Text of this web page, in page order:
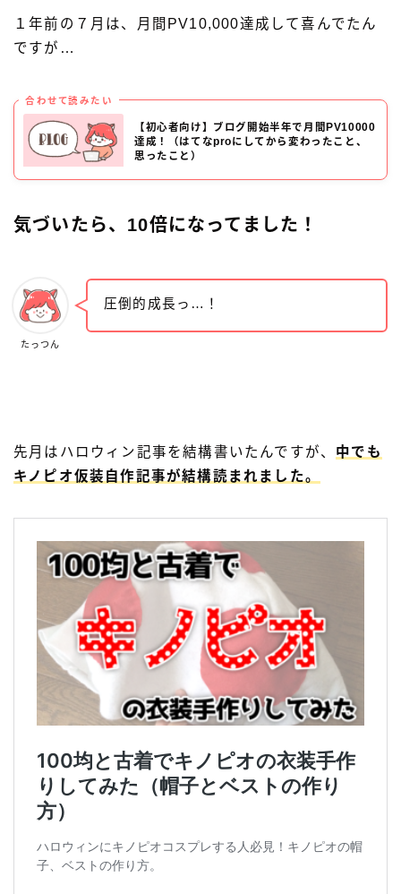
１年前の７月は、月間PV10,000達成して喜んでたん
ですが…
合わせて読みたい
【初心者向け】ブログ開始半年で月間PV10000
達成！（はてなproにしてから変わったこと、
思ったこと）
気づいたら、10倍になってました！
たっつん
圧倒的成長っ…！
先月はハロウィン記事を結構書いたんですが、 中でも
キノピオ仮装自作記事が結構読まれました。